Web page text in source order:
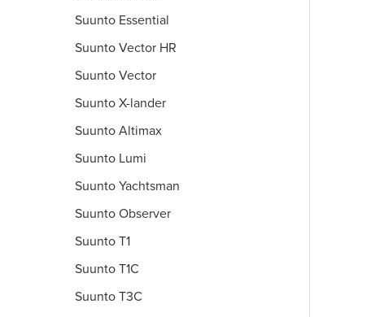
Suunto Essential
Suunto Vector HR
Suunto Vector
Suunto X-lander
Suunto Altimax
Suunto Lumi
Suunto Yachtsman
Suunto Observer
Suunto T1
Suunto T1C
Suunto T3C